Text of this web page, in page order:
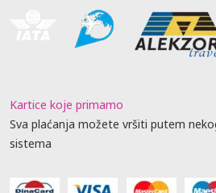
Kartice koje primamo
Sva plaćanja možete vršiti putem
sistema